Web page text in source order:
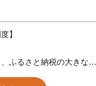
】
ふるさと納税の大きな魅